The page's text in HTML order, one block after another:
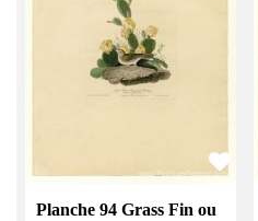
Planche 94 Grass Fin ou